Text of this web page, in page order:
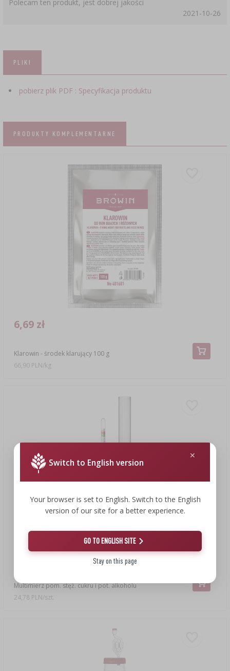
Polecam ten produkt, jest dobrej jakości
2021-10-26
PLIKI
pobierz plik PDF : Specyfikacja produktu
PRODUKTY KOMPLEMENTARNE
Klarowin - środek klarujący 100 g
6,69 zł
66,90 PLN/kg
Multimierz pom. stęż. cukru i pot. alkoholu
24,78 zł
24,78 PLN/szt.
Switch to English version
Your browser is set to English. Switch to the English
version of our site for a better experience.
GO TO ENGLISH SITE
Stay on this page